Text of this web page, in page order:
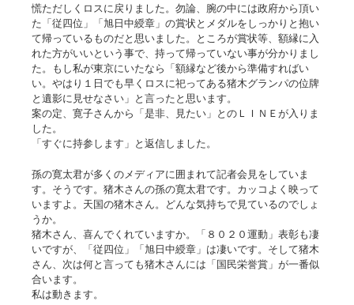
慌ただしくロスに戻りました。勿論、腕の中には政府から頂い
た「従四位」「旭日中綬章」の賞状とメダルをしっかりと抱い
て帰っているものだと思いました。ところが賞状等、額縁に入
れた方がいいという事で、持って帰っていない事が分かりまし
た。もし私が東京にいたなら「額縁など後から準備すればい
い。やはり１日でも早くロスに祀ってある猪木グランパの位牌
と遺影に見せなさい」と言ったと思います。
案の定、寛子さんから「是非、見たい」とのＬＩＮＥが入りま
した。
「すぐに持参します」と返信しました。
孫の寛太君が多くのメディアに囲まれて記者会見をしていま
す。そうです。猪木さんの孫の寛太君です。カッコよく映って
いますよ。天国の猪木さん。どんな気持ちで見ているのでしょ
うか。
猪木さん、喜んでくれていますか。「８０２０運動」表彰も凄
いですが、「従四位」「旭日中綬章」は凄いです。そして猪木
さん、次は何と言っても猪木さんには「国民栄誉賞」が一番似
合います。
私は動きます。